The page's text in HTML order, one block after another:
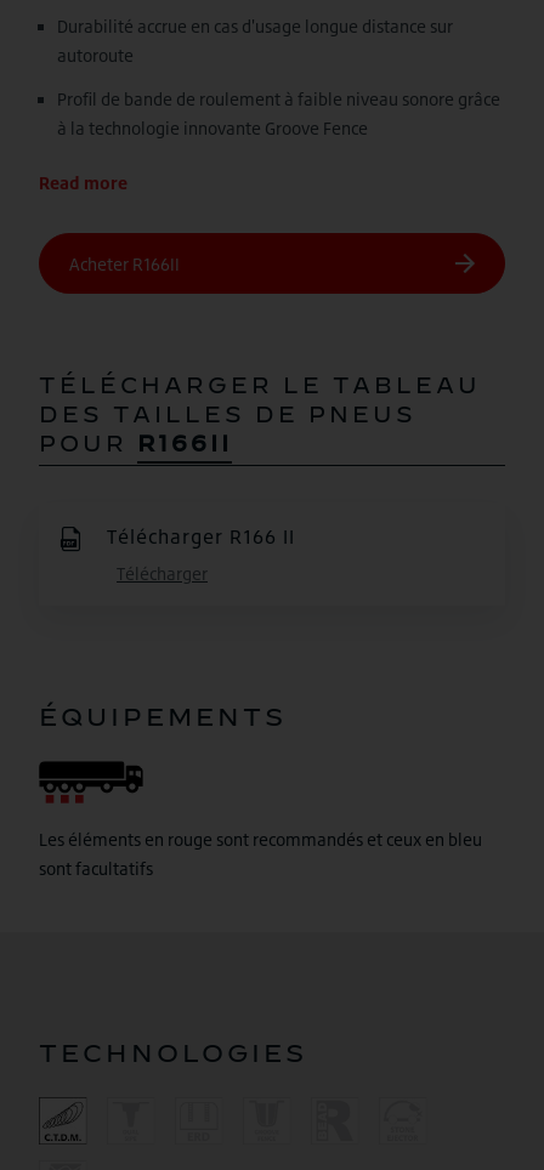
Durabilité accrue en cas d'usage longue distance sur
autoroute
Profil de bande de roulement à faible niveau sonore grâce
à la technologie innovante Groove Fence
Read more
TÉLÉCHARGER LE TABLEAU
DES TAILLES DE PNEUS
POUR
R166II
Télécharger R166 II
Télécharger
ÉQUIPEMENTS
Les éléments en rouge sont recommandés et ceux en bleu
sont facultatifs
TECHNOLOGIES